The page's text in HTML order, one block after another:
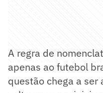
A regra de
apenas ao futebol
questão chega a